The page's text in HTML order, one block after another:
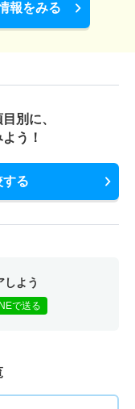
報をみる
別に、
う！
する
しよう
で送る